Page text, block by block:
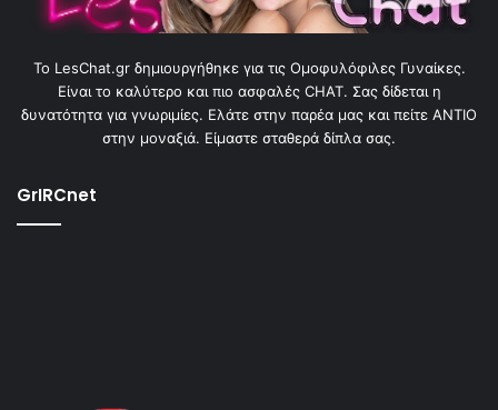
To LesChat.gr δημιουργήθηκε για τις Ομοφυλόφιλες Γυναίκες.
Είναι το καλύτερο και πιο ασφαλές CHAT. Σας δίδεται η
δυνατότητα για γνωριμίες. Ελάτε στην παρέα μας και πείτε ΑΝΤΙΟ
στην μοναξιά. Είμαστε σταθερά δίπλα σας.
GrIRCnet